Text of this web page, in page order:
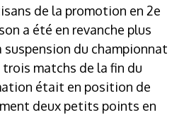
de la promotion en 2e
a été en revanche plus
suspension du championnat
matchs de la fin du
était en position de
deux petits points en